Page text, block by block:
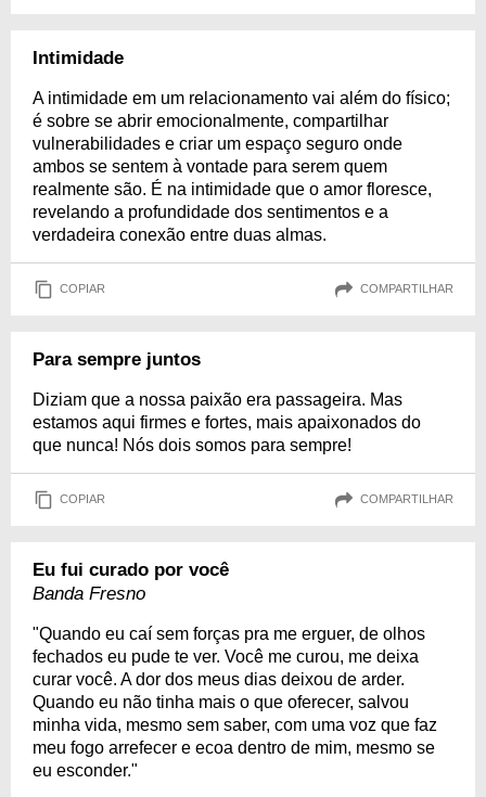
Intimidade
A intimidade em um relacionamento vai além do físico;
é sobre se abrir emocionalmente, compartilhar
vulnerabilidades e criar um espaço seguro onde
ambos se sentem à vontade para serem quem
realmente são. É na intimidade que o amor floresce,
revelando a profundidade dos sentimentos e a
verdadeira conexão entre duas almas.
COPIAR COMPARTILHAR
Para sempre juntos
Diziam que a nossa paixão era passageira. Mas
estamos aqui firmes e fortes, mais apaixonados do
que nunca! Nós dois somos para sempre!
COPIAR COMPARTILHAR
Eu fui curado por você
Banda Fresno
"Quando eu caí sem forças pra me erguer, de olhos
fechados eu pude te ver. Você me curou, me deixa
curar você. A dor dos meus dias deixou de arder.
Quando eu não tinha mais o que oferecer, salvou
minha vida, mesmo sem saber, com uma voz que faz
meu fogo arrefecer e ecoa dentro de mim, mesmo se
eu esconder."